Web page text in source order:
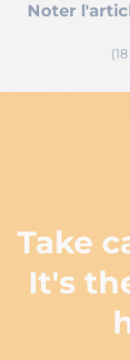
Noter
Take
It's